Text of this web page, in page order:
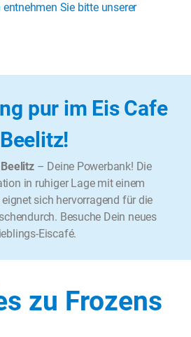
Sie bitte unserer
pur im Eis Cafe
Beelitz!
– Deine Powerbank! Die
in ruhiger Lage mit einem
sich hervorragend für die
Besuche Dein neues
Eiscafé.
zu Frozens